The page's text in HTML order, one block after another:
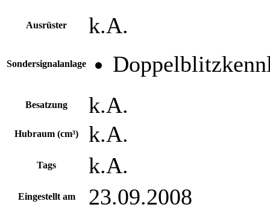
Ausrüster k.A.
Sondersignalanlage
Besatzung k.A.
Hubraum (cm³) k.A.
Tags k.A.
Eingestellt am 23.09.2008